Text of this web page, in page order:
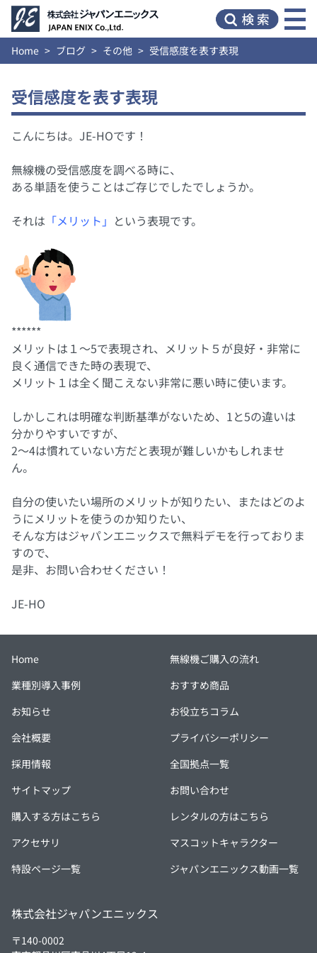
Home ブログ その他 受信感度を表す表現
受信感度を表す表現
こんにちは。JE-HOです！
無線機の受信感度を調べる時に、
ある単語を使うことはご存じでしたでしょうか。
それは 「メリット」 という表現です。
******
メリットは１～5で表現され、メリット５が良好・非常に
良く通信できた時の表現で、
メリット１は全く聞こえない非常に悪い時に使います。
しかしこれは明確な判断基準がないため、1と5の違いは
分かりやすいですが、
2～4は慣れていない方だと表現が難しいかもしれませ
ん。
自分の使いたい場所のメリットが知りたい、またはどのよ
うにメリットを使うのか知りたい、
そんな方はジャパンエニックスで無料デモを行っておりま
すので、
是非、お問い合わせください！
JE-HO
Home
無線機ご購入の流れ
業種別導入事例
おすすめ商品
お知らせ
お役立ちコラム
会社概要
プライバシーポリシー
採用情報
全国拠点一覧
サイトマップ
お問い合わせ
購入する方はこちら
レンタルの方はこちら
アクセサリ
マスコットキャラクター
特設ページ一覧
ジャパンエニックス動画一覧
株式会社ジャパンエニックス
〒140-0002